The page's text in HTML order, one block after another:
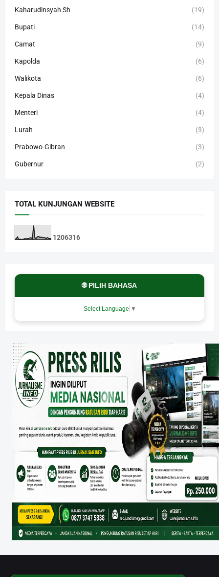
Kaharudinsyah Sh (19)
Bupati (14)
Camat (9)
Kapolda (6)
Walikota (6)
Kepala Dinas (4)
Menteri (4)
Lurah (3)
Prabowo-Gibran (3)
Gubernur (2)
TOTAL KUNJUNGAN WEBSITE
1206316
🌐 PILIH BAHASA
Select Language ▼